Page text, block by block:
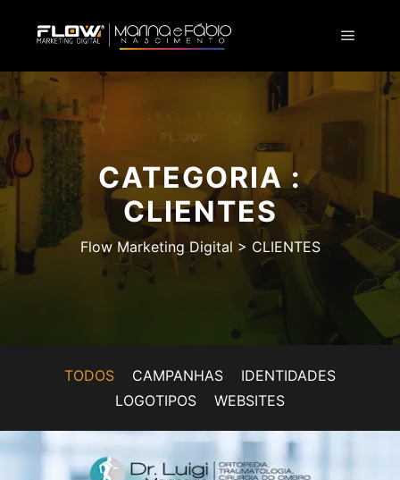
CATEGORIA :
CLIENTES
Flow Marketing Digital > CLIENTES
TODOS CAMPANHAS
IDENTIDADES
LOGOTIPOS
WEBSITES